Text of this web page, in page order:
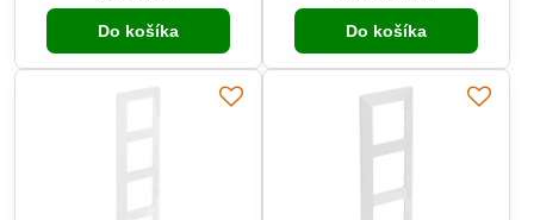
Do košíka Do košíka